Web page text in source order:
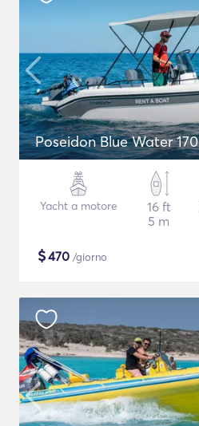
Poseidon Blue Water 170
Yacht a motore
16 ft
5 m
$470 /giorno